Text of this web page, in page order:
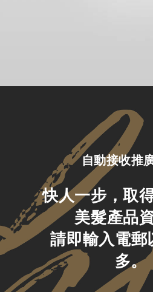
自動接收推
快人一步，取
美髮產品
請即輸入電郵
多。